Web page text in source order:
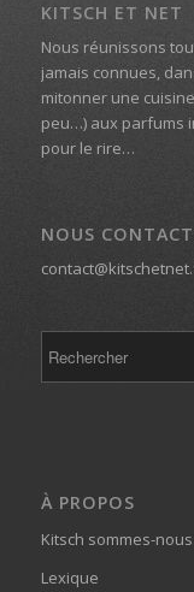
KITSCH ET NET
Nous réunissons
jamais connues,
mitonner une
peu…) aux parfums
pour le rire…
NOUS
À PROPOS
Kitsch sommes-nous
Lexique